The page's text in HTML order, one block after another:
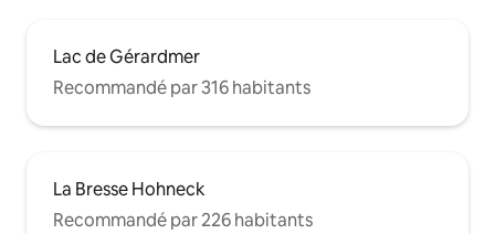
Lac de Gérardmer
Recommandé par 316 habitants
La Bresse Hohneck
Recommandé par 226 habitants